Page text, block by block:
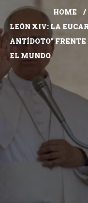
HOME
LEÓN XIV: LA
ANTÍDOTO”
EL MUNDO